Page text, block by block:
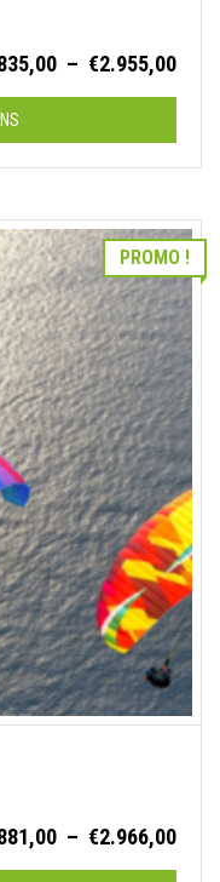
– €2.955,00
de
PROMO !
– €2.966,00
de